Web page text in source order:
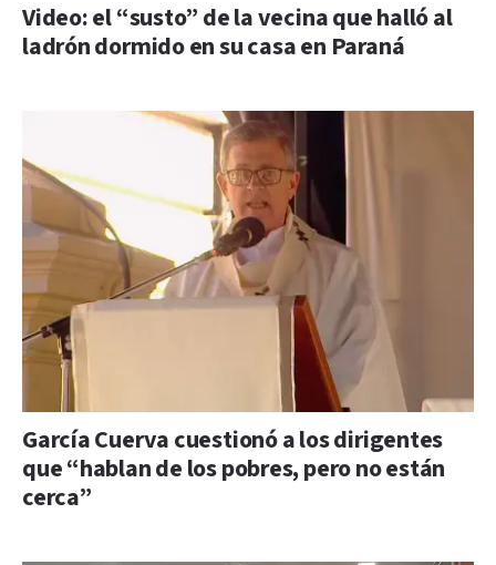
Video: el “susto” de la vecina que halló al
ladrón dormido en su casa en Paraná
García Cuerva cuestionó a los dirigentes
que “hablan de los pobres, pero no están
cerca”